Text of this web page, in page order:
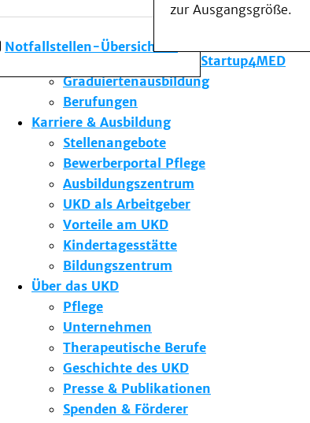
Notfallstellen-Übersicht
zur Ausgangsgröße.
Forschung am UKD
Studium & Lehre
Gründungsförderung Startup4MED
Graduiertenausbildung
Berufungen
Karriere & Ausbildung
Stellenangebote
Bewerberportal Pflege
Ausbildungszentrum
UKD als Arbeitgeber
Vorteile am UKD
Kindertagesstätte
Bildungszentrum
Über das UKD
Pflege
Unternehmen
Therapeutische Berufe
Geschichte des UKD
Presse & Publikationen
Spenden & Förderer